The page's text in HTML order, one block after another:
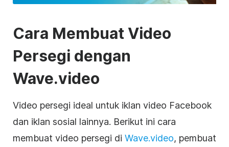
Cara Membuat Video
Persegi dengan
Wave.video
Video persegi ideal untuk iklan video Facebook
dan iklan sosial lainnya. Berikut ini cara
membuat video persegi di Wave.video, pembuat